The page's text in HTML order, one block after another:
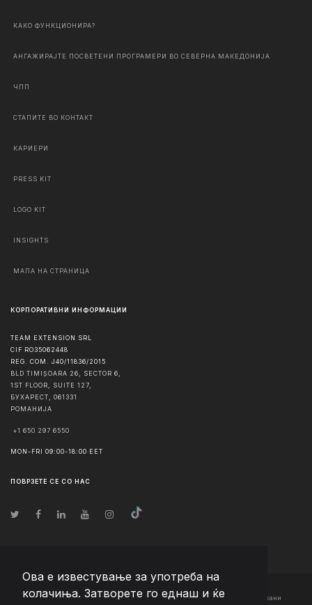
Ова е известување за употреба на
колачиња. Затворете го еднаш и ќе
КАКО ФУНКЦИОНИРА?
АНГАЖИРАЈТЕ ПОСВЕТЕНИ ПРОГРАМЕРИ ВО СЕВЕРНА МАКЕДОНИЈА
ЧПП
СТАПИТЕ ВО КОНТАКТ
КАРИЕРИ
PRESS KIT
LOGO KIT
INSIGHTS
МАПА НА СТРАНИЦА
КОРПОРАТИВНИ ИНФОРМАЦИИ
TEAM EXTENSION SRL
CIF RO35062448
REG. COM. J40/11836/2015
BLD TIMIȘOARA 26, SECTOR 6,
1ST FLOOR, SUITE 127,
БУХАРЕСТ
061331
РОМАНИЈА
+1 650 297 6550
MON-FRI 09:00-18:00 EET
ПОВРЗЕТЕ СЕ СО НАС
© Авторско право2026 Team Extension Macedonia - Сите права задржани